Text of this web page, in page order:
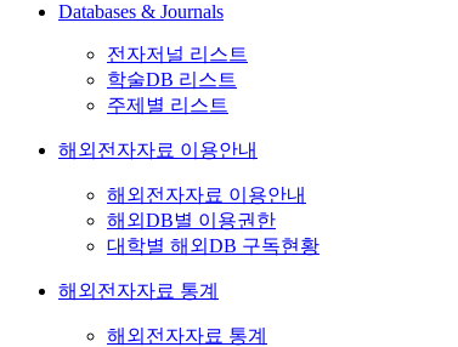
Databases & Journals
전자저널 리스트
학술DB 리스트
주제별 리스트
해외전자자료 이용안내
해외전자자료 이용안내
해외DB별 이용권한
대학별 해외DB 구독현황
해외전자자료 통계
해외전자자료 통계